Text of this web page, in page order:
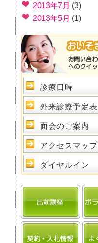
2013年7月 (3)
2013年5月 (1)
診療日時
外来診療予定表
面会のご案内
アクセスマップ
ダイヤルイン